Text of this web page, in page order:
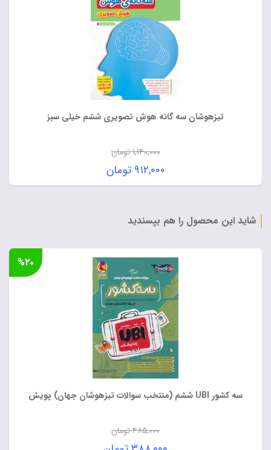
تیزهوشان سه گانه هوش تصویری ششم خیلی سبز
۱,۱۴۰,۰۰۰تومان
قیمت
اصلی:
بود.
۹۱۲,۰۰۰ تومان
قیمت
۹۱۲,۰۰۰ تومان.شاید این محصول را هم بپسندید
سه کشور UBI ششم (منتخب سوالات تیزهوشان جهان) پویش
۴۸۵,۰۰۰تومان
قیمت
%۲۰